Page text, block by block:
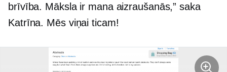
brīvība. Māksla ir mana aizraušanās,” saka
Katrīna. Mēs viņai ticam!